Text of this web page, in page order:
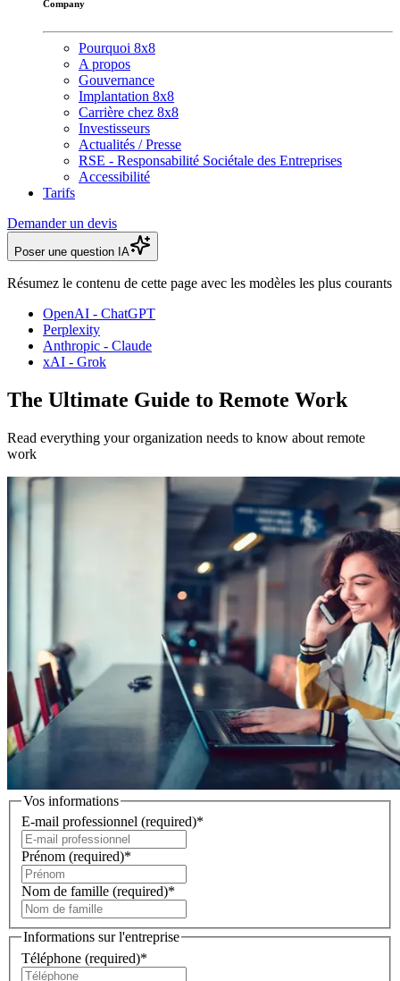
Company
Pourquoi 8x8
A propos
Gouvernance
Implantation 8x8
Carrière chez 8x8
Investisseurs
Actualités / Presse
RSE - Responsabilité Sociétale des Entreprises
Accessibilité
Tarifs
Demander un devis
Poser une question IA
Résumez le contenu de cette page avec les modèles les plus courants
OpenAI - ChatGPT
Perplexity
Anthropic - Claude
xAI - Grok
The Ultimate Guide to Remote Work
Read everything your organization needs to know about remote
work
Vos informations
E-mail professionnel (required)*
Prénom (required)*
Nom de famille (required)*
Informations sur l'entreprise
Téléphone (required)*